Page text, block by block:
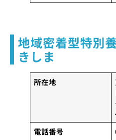
地域密着型特別
きしま
所在地
電話番号